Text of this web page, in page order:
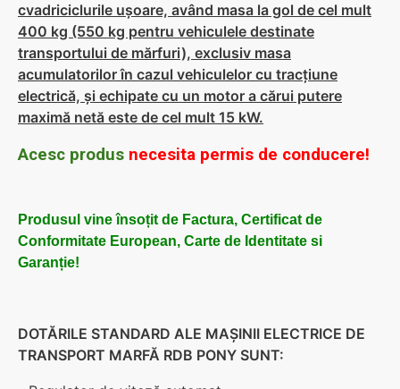
cvadriciclurile uşoare, având masa la gol de cel mult
400 kg (550 kg pentru vehiculele destinate
transportului de mărfuri), exclusiv masa
acumulatorilor în cazul vehiculelor cu tracţiune
electrică, şi echipate cu un motor a cărui putere
maximă netă este de cel mult 15 kW.
Acesc produs necesita permis de conducere!
Produsul vine însoțit de Factura, Certificat de
Conformitate European, Carte de Identitate si
Garanție!
DOTĂRILE STANDARD ALE MAŞINII ELECTRICE DE
TRANSPORT MARFĂ RDB PONY SUNT: